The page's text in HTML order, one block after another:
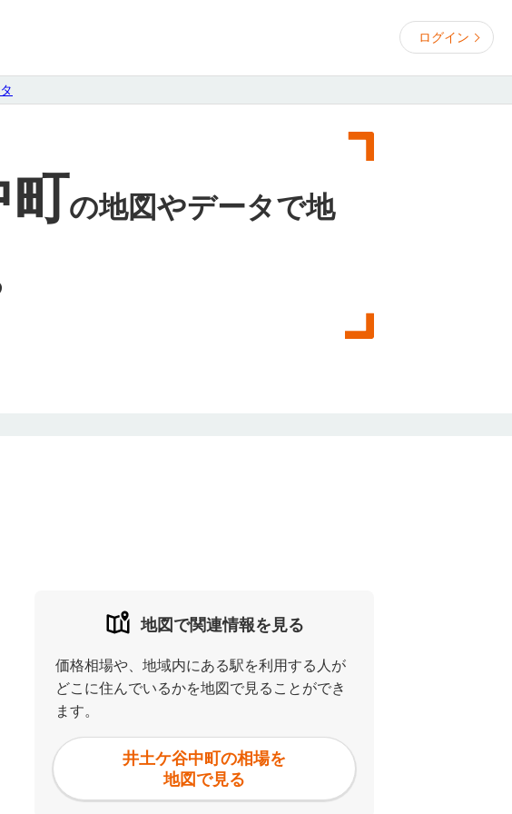
ログイン
町の地図やデータで地
地図で関連情報を見る
価格相場や、地域内にある駅を利用する人が
どこに住んでいるかを地図で見ることができ
ます。
井土ケ谷中町の相場を
地図で見る